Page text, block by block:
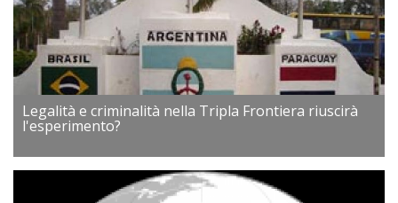
Legalità e criminalità nella Tripla Frontiera riuscirà
l'esperimento?